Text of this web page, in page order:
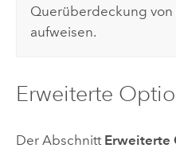
Querüberdeckung von
aufweisen.
Erweiterte
Der Abschnitt Erweiterte